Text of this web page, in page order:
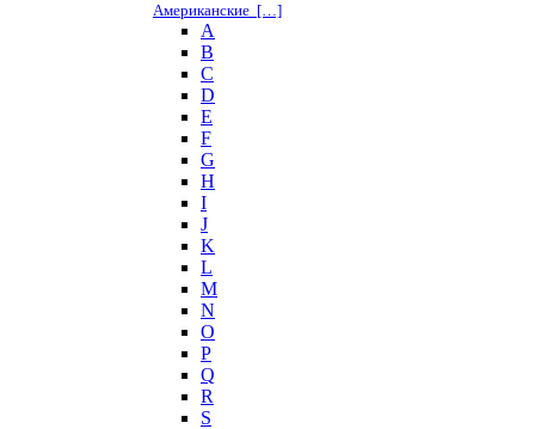
Американские […]
A
B
C
D
E
F
G
H
I
J
K
L
M
N
O
P
Q
R
S